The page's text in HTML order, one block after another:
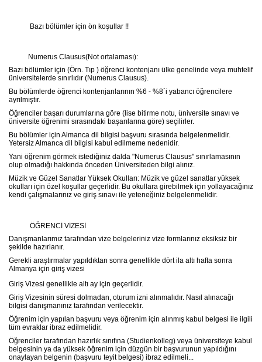
Bazı bölümler için ön koşullar !!
Numerus Clausus(Not ortalaması):
Bazı bölümler için (Örn. Tıp ) öğrenci kontenjanı ülke genelinde veya muhtelif
üniversitelerde sınırlıdır (Numerus Clausus).
Bu bölümlerde öğrenci kontenjanlarının %6 - %8´i yabancı öğrencilere
ayrılmıştır.
Öğrenciler başarı durumlarına göre (lise bitirme notu‚ üniversite sınavı ve
üniversite öğrenimi sırasındaki başarılarına göre) seçilirler.
Bu bölümler için Almanca dil bilgisi başvuru sırasında belgelenmelidir.
Yetersiz Almanca dil bilgisi kabul edilmeme nedenidir.
Yani öğrenim görmek istediğiniz dalda "Numerus Clausus" sınırlamasının
olup olmadığı hakkında önceden Üniversiteden bilgi alınız.
Müzik ve Güzel Sanatlar Yüksek Okulları: Müzik ve güzel sanatlar yüksek
okulları için özel koşullar geçerlidir. Bu okullara girebilmek için yollayacağınız
kendi çalışmalarınız ve giriş sınavı ile yeteneğiniz belgelenmelidir.
ÖĞRENCİ VİZESİ
Danışmanlarımız tarafından vize belgeleriniz vize formlarınız eksiksiz bir
şekilde hazırlanır.
Gerekli araştırmalar yapıldıktan sonra genellikle dört ila altı hafta sonra
Almanya için giriş vizesi
Giriş Vizesi genellikle altı ay için geçerlidir.
Giriş Vizesinin süresi dolmadan, oturum izni alınmalıdır. Nasıl alınacağı
bilgisi danışmanınız tarafından verilecektir.
Öğrenim için yapılan başvuru veya öğrenim için alınmış kabul belgesi ile ilgili
tüm evraklar ibraz edilmelidir.
Öğrenciler tarafından hazırlık sınıfına (Studienkolleg) veya üniversiteye kabul
belgesinin ya da yüksek öğrenim için düzgün bir başvurunun yapıldığını
onaylayan belgenin (başvuru teyit belgesi) ibraz edilmeli...